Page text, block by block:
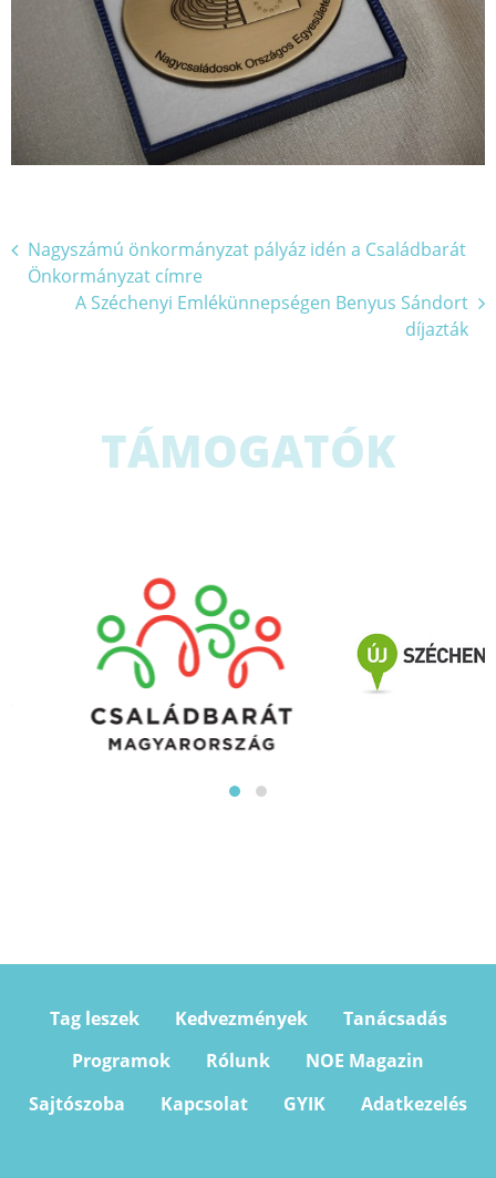
Bejegyzés
navigáció
Nagyszámú önkormányzat pályáz idén a Családbarát
Önkormányzat címre
A Széchenyi Emlékünnepségen Benyus Sándort
díjazták
TÁMOGATÓK
Tag leszek Kedvezmények
Tanácsadás
Programok
Rólunk
NOE Magazin
Sajtószoba
Kapcsolat GYIK Adatkezelés